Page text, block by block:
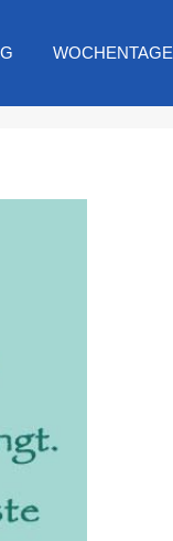
WOCHENTAGE